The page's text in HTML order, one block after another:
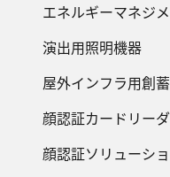
エネルギーマネジ
演出用照明機器
屋外インフラ用創
顔認証カードリー
顔認証ソリューシ